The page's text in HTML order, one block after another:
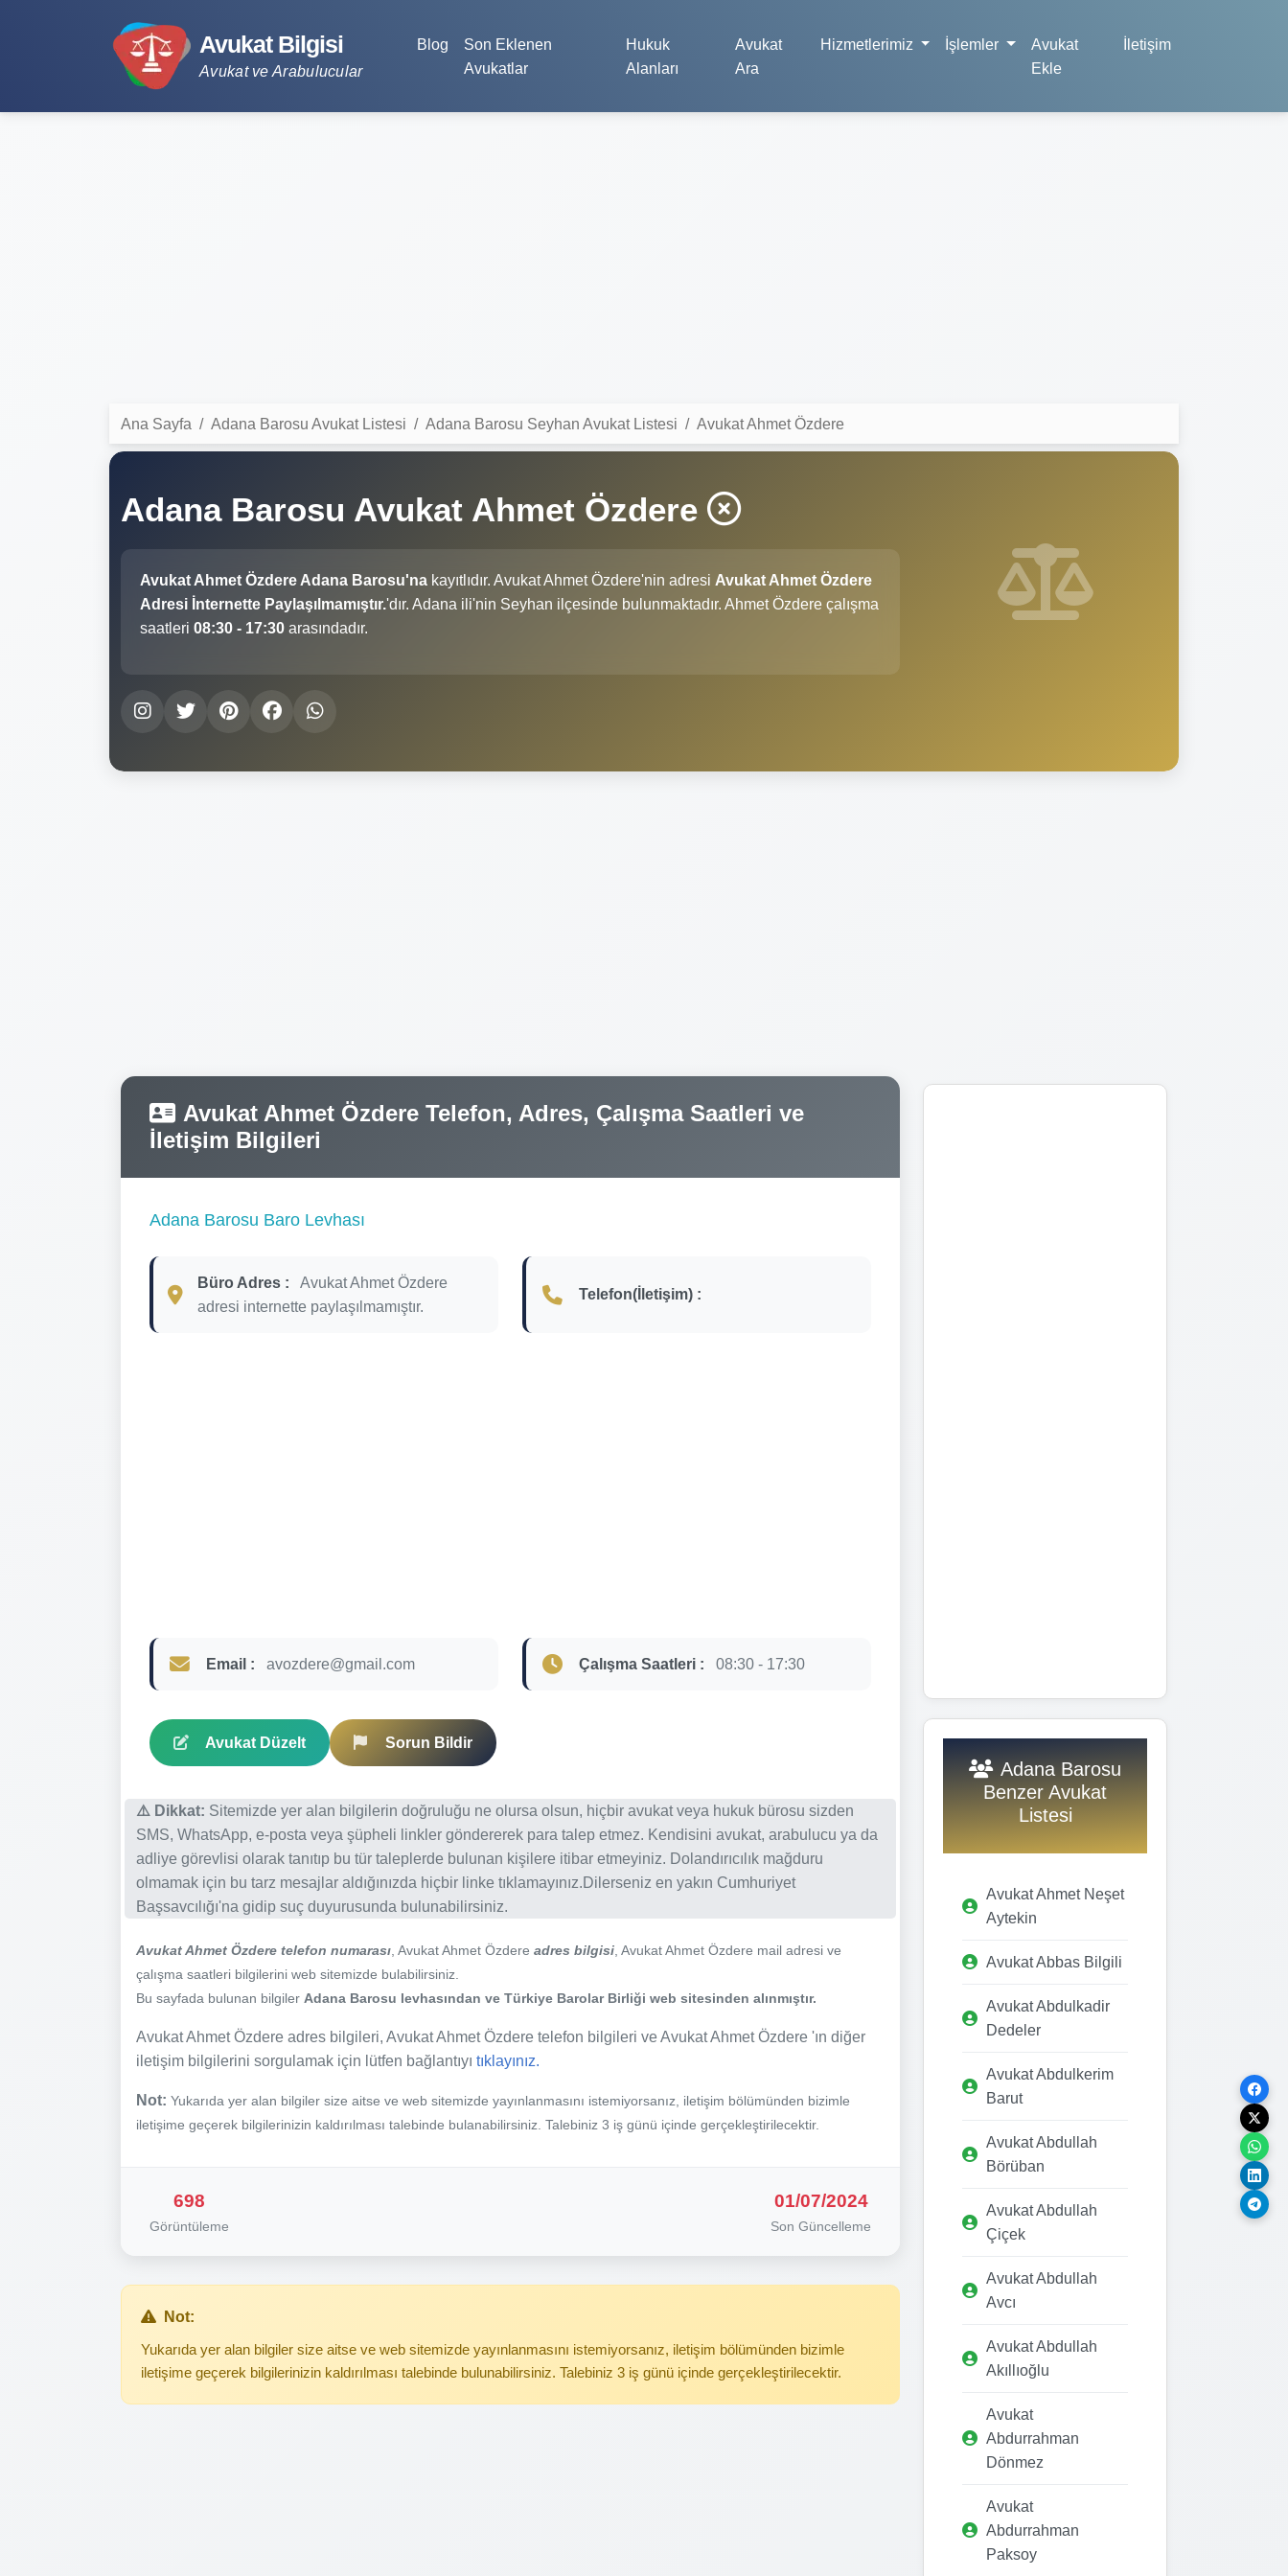
Avukat Bilgisi
Avukat ve Arabulucular
Blog
Son Eklenen
Avukatlar
Hukuk
Alanları
Avukat
Ara
Hizmetlerimiz İşlemler
Avukat
Ekle
İletişim
Ana Sayfa Adana Barosu Avukat Listesi Adana Barosu Seyhan Avukat Listesi Avukat Ahmet Özdere
Adana Barosu Avukat Ahmet Özdere
Avukat Ahmet Özdere Adana Barosu'na kayıtlıdır. Avukat Ahmet Özdere'nin adresi Avukat Ahmet Özdere
Adresi İnternette Paylaşılmamıştır.'dır. Adana ili'nin Seyhan ilçesinde bulunmaktadır. Ahmet Özdere çalışma
saatleri 08:30 - 17:30 arasındadır.
Avukat Ahmet Özdere Telefon, Adres, Çalışma Saatleri ve
İletişim Bilgileri
Adana Barosu Baro Levhası
Büro Adres :
Avukat Ahmet Özdere
adresi internette paylaşılmamıştır.
Telefon(İletişim) :
Email : avozdere@gmail.com Çalışma Saatleri : 08:30 - 17:30
Avukat Düzelt Sorun Bildir
⚠️ Dikkat: Sitemizde yer alan bilgilerin doğruluğu ne olursa olsun, hiçbir avukat veya hukuk bürosu sizden
SMS, WhatsApp, e-posta veya şüpheli linkler göndererek para talep etmez. Kendisini avukat, arabulucu ya da
adliye görevlisi olarak tanıtıp bu tür taleplerde bulunan kişilere itibar etmeyiniz. Dolandırıcılık mağduru
olmamak için bu tarz mesajlar aldığınızda hiçbir linke tıklamayınız.Dilerseniz en yakın Cumhuriyet
Başsavcılığı'na gidip suç duyurusunda bulunabilirsiniz.
Avukat Ahmet Özdere telefon numarası , Avukat Ahmet Özdere adres bilgisi , Avukat Ahmet Özdere mail adresi ve
çalışma saatleri bilgilerini web sitemizde bulabilirsiniz.
Bu sayfada bulunan bilgiler Adana Barosu levhasından ve Türkiye Barolar Birliği web sitesinden alınmıştır.
Avukat Ahmet Özdere adres bilgileri, Avukat Ahmet Özdere telefon bilgileri ve Avukat Ahmet Özdere 'ın diğer
iletişim bilgilerini sorgulamak için lütfen bağlantıyı tıklayınız.
Not: Yukarıda yer alan bilgiler size aitse ve web sitemizde yayınlanmasını istemiyorsanız, iletişim bölümünden bizimle
iletişime geçerek bilgilerinizin kaldırılması talebinde bulanabilirsiniz. Talebiniz 3 iş günü içinde gerçekleştirilecektir.
698
Görüntüleme
01/07/2024
Son Güncelleme
Not:
Yukarıda yer alan bilgiler size aitse ve web sitemizde yayınlanmasını istemiyorsanız, iletişim bölümünden bizimle
iletişime geçerek bilgilerinizin kaldırılması talebinde bulunabilirsiniz. Talebiniz 3 iş günü içinde gerçekleştirilecektir.
Adana Barosu
Benzer Avukat
Listesi
Avukat Ahmet Neşet
Aytekin
Avukat Abbas Bilgili
Avukat Abdulkadir
Dedeler
Avukat Abdulkerim
Barut
Avukat Abdullah
Börüban
Avukat Abdullah
Çiçek
Avukat Abdullah
Avcı
Avukat Abdullah
Akıllıoğlu
Avukat
Abdurrahman
Dönmez
Avukat
Abdurrahman
Paksoy